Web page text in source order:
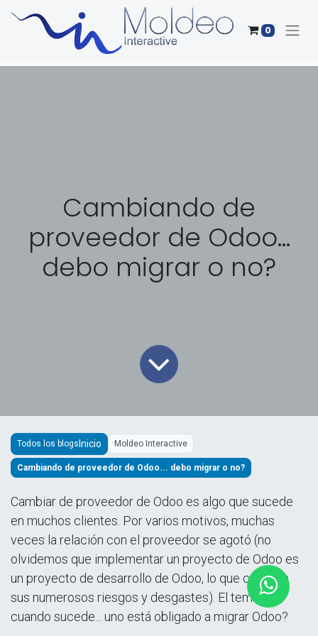
0
Cambiando de
proveedor de Odoo...
debo migrar o no?
Todos los blogs Moldeo Interactive
Cambiando de proveedor de Odoo... debo migrar o no?
Cambiar de proveedor de Odoo es algo que sucede
en muchos clientes. Por varios motivos, muchas
veces la relación con el proveedor se agotó (no
olvidemos que implementar un proyecto de Odoo es
un proyecto de desarrollo de Odoo, lo que conlleva
sus numerosos riesgos y desgastes). El tema es,
cuando sucede... uno está obligado a migrar Odoo?